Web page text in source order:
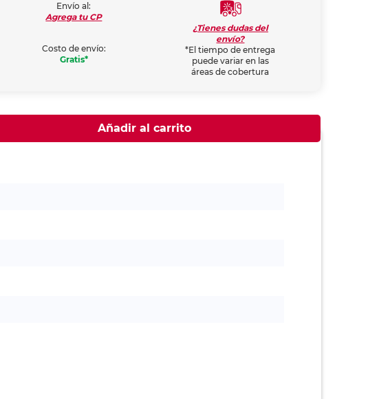
Envío al:
Agrega tu CP
Costo de envío:
Gratis*
¿Tienes dudas del
envío?
*El tiempo de entrega
puede variar en las
áreas de cobertura
Añadir al carrito